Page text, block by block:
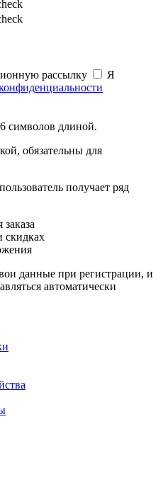
рассылку
Я
символов длиной.
обязательны для
получает ряд
скидках
данные при регистрации, и
автоматически